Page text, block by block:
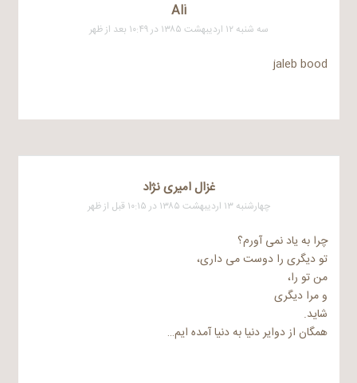
Ali
سه شنبه ۱۲ اردیبهشت ۱۳۸۵ در ۱۰:۴۹ بعد از ظهر
jaleb bood
غزال امیری نژاد
چهارشنبه ۱۳ اردیبهشت ۱۳۸۵ در ۱۰:۱۵ قبل از ظهر
چرا به یاد نمی آورم؟
تو دیگری را دوست می داری،
من تو را،
و مرا دیگری
شاید.
همگان از دوایر دنیا به دنیا آمده ایم…